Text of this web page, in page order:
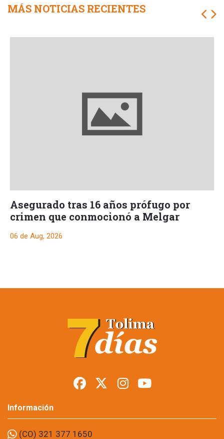
MÁS NOTICIAS RECIENTES
Asegurado tras 16 años prófugo por
crimen que conmocionó a Melgar
06 de Aug, 2026
corrigió fallo de esa
misma corte, qué
sacó al alcalde de